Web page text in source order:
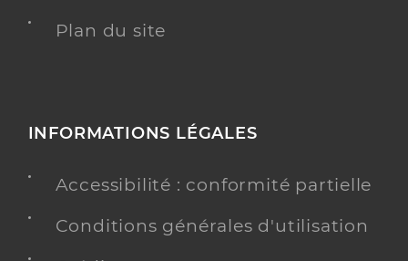
Plan du site
INFORMATIONS LÉGALES
Accessibilité : conformité partielle
Conditions générales d'utilisation